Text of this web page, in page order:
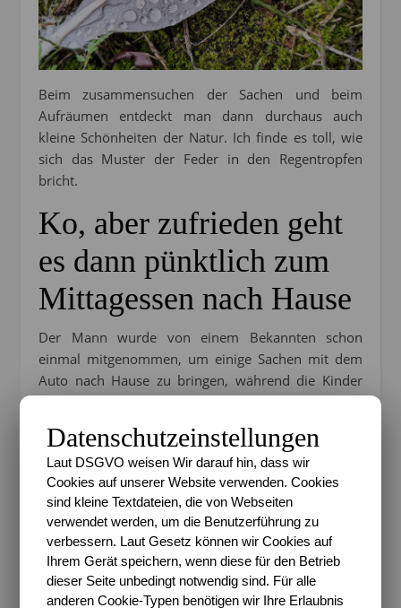
Beim zusammensuchen der Sachen und beim
Aufräumen entdeckt man dann durchaus auch
kleine Schönheiten der Natur. Ich finde es toll, wie
sich das Muster der Feder in den Regentropfen
bricht.
Ko, aber zufrieden geht
es dann pünktlich zum
Mittagessen nach Hause
Der Mann wurde von einem Bekannten schon
einmal mitgenommen, um einige Sachen mit dem
Auto nach Hause zu bringen, während die Kinder
und ich nach Hause liefen.
Datenschutzeinstellungen
Laut DSGVO weisen Wir darauf hin, dass wir
Cookies auf unserer Website verwenden. Cookies
sind kleine Textdateien, die von Webseiten
verwendet werden, um die Benutzerführung zu
verbessern. Laut Gesetz können wir Cookies auf
Ihrem Gerät speichern, wenn diese für den Betrieb
dieser Seite unbedingt notwendig sind. Für alle
anderen Cookie-Typen benötigen wir Ihre Erlaubnis